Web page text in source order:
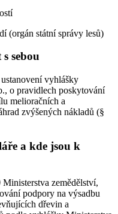
(orgán státní správy lesů)
sebou
vyhlášky
o pravidlech poskytování
melioračních a
zvýšených nákladů (§
a kde jsou k
zemědělství,
podpory na výsadbu
dřevin a